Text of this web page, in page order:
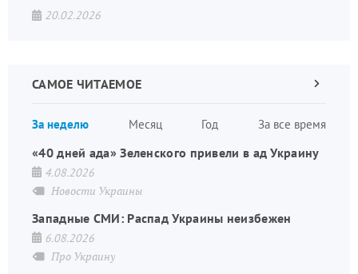
20.02.2026
САМОЕ ЧИТАЕМОЕ
За неделю Месяц Год За все время
Следующая
«40 дней ада» Зеленского привели в ад Украину
4.08.2026
Новости Украины
Западные СМИ: Распад Украины неизбежен
6.08.2026
Про Украину